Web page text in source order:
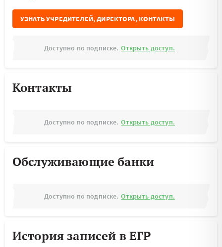
УЗНАТЬ УЧРЕДИТЕЛЕЙ, ДИРЕКТОРА, КОНТАКТЫ
Доступно по подписке. Открыть доступ.
Контакты
Доступно по подписке. Открыть доступ.
Обслуживающие банки
Доступно по подписке. Открыть доступ.
История записей в ЕГР